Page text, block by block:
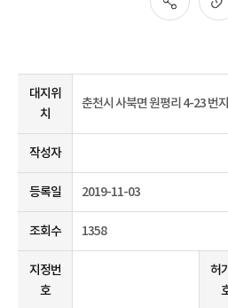
대지위
치
춘천시 사북면 원평리 4-23 번지
작성자
등록일 2019-11-03
조회수 1358
지정번
호
허